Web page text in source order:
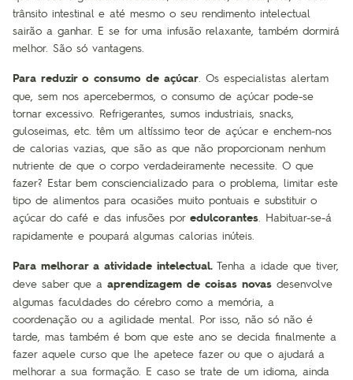
trânsito intestinal e até mesmo o seu rendimento intelectual
sairão a ganhar. E se for uma infusão relaxante, também dormirá
melhor. São só vantagens.
Para reduzir o consumo de açúcar . Os especialistas alertam
que, sem nos apercebermos, o consumo de açúcar pode-se
tornar excessivo. Refrigerantes, sumos industriais, snacks,
guloseimas, etc. têm um altíssimo teor de açúcar e enchem-nos
de calorias vazias, que são as que não proporcionam nenhum
nutriente de que o corpo verdadeiramente necessite. O que
fazer? Estar bem consciencializado para o problema, limitar este
tipo de alimentos para ocasiões muito pontuais e substituir o
açúcar do café e das infusões por edulcorantes . Habituar-se-á
rapidamente e poupará algumas calorias inúteis.
Para melhorar a atividade intelectual. Tenha a idade que tiver,
deve saber que a aprendizagem de coisas novas desenvolve
algumas faculdades do cérebro como a memória, a
coordenação ou a agilidade mental. Por isso, não só não é
tarde, mas também é bom que este ano se decida finalmente a
fazer aquele curso que lhe apetece fazer ou que o ajudará a
melhorar a sua formação. E caso se trate de um idioma, ainda